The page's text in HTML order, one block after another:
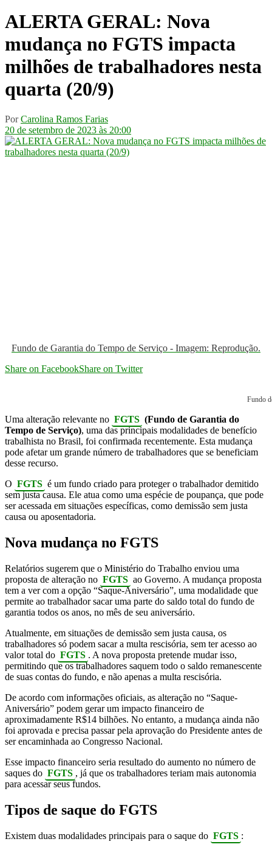
ALERTA GERAL: Nova
mudança no FGTS impacta
milhões de trabalhadores nesta
quarta (20/9)
Por Carolina Ramos Farias
20 de setembro de 2023 às 20:00
Fundo de Garantia do Tempo de Serviço - Imagem: Reprodução.
Share on FacebookShare on Twitter
Fundo
Uma alteração relevante no FGTS (Fundo de Garantia do
Tempo de Serviço), uma das principais modalidades de benefício
trabalhista no Brasil, foi confirmada recentemente. Esta mudança
pode afetar um grande número de trabalhadores que se beneficiam
desse recurso.
O FGTS é um fundo criado para proteger o trabalhador demitido
sem justa causa. Ele atua como uma espécie de poupança, que pode
ser acessada em situações específicas, como demissão sem justa
causa ou aposentadoria.
Nova mudança no FGTS
Relatórios sugerem que o Ministério do Trabalho enviou uma
proposta de alteração no FGTS ao Governo. A mudança proposta
tem a ver com a opção “Saque-Aniversário”, uma modalidade que
permite ao trabalhador sacar uma parte do saldo total do fundo de
garantia todos os anos, no mês de seu aniversário.
Atualmente, em situações de demissão sem justa causa, os
trabalhadores só podem sacar a multa rescisória, sem ter acesso ao
valor total do FGTS . A nova proposta pretende mudar isso,
permitindo que os trabalhadores saquem todo o saldo remanescente
de suas contas do fundo, e não apenas a multa rescisória.
De acordo com informações oficiais, as alteração no “Saque-
Aniversário” podem gerar um impacto financeiro de
aproximadamente R$14 bilhões. No entanto, a mudança ainda não
foi aprovada e precisa passar pela aprovação do Presidente antes de
ser encaminhada ao Congresso Nacional.
Esse impacto financeiro seria resultado do aumento no número de
saques do FGTS , já que os trabalhadores teriam mais autonomia
para acessar seus fundos.
Tipos de saque do FGTS
Existem duas modalidades principais para o saque do FGTS :